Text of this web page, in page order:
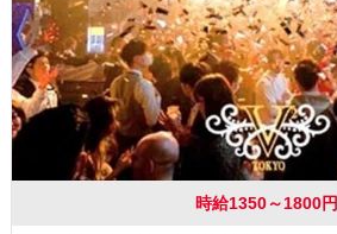
時給1350～1800円